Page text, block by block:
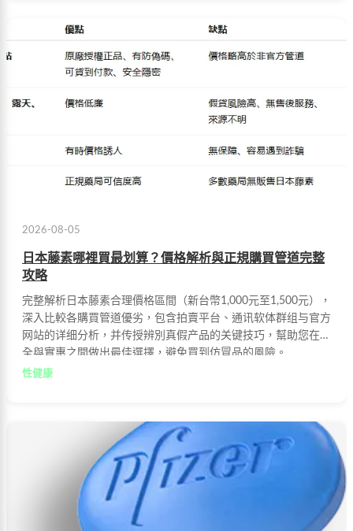
2026-08-05
日本藤素哪裡買最划算？價格解析與正規購買管道完整
攻略
完整解析日本藤素合理價格區間（新台幣1,000元至1,500元），
深入比較各購買管道優劣，包含拍賣平台、通讯软体群组与官方
网站的详细分析，并传授辨別真假产品的关键技巧，幫助您在安
全與實惠之間做出最佳選擇，避免買到仿冒品的風險。
性健康